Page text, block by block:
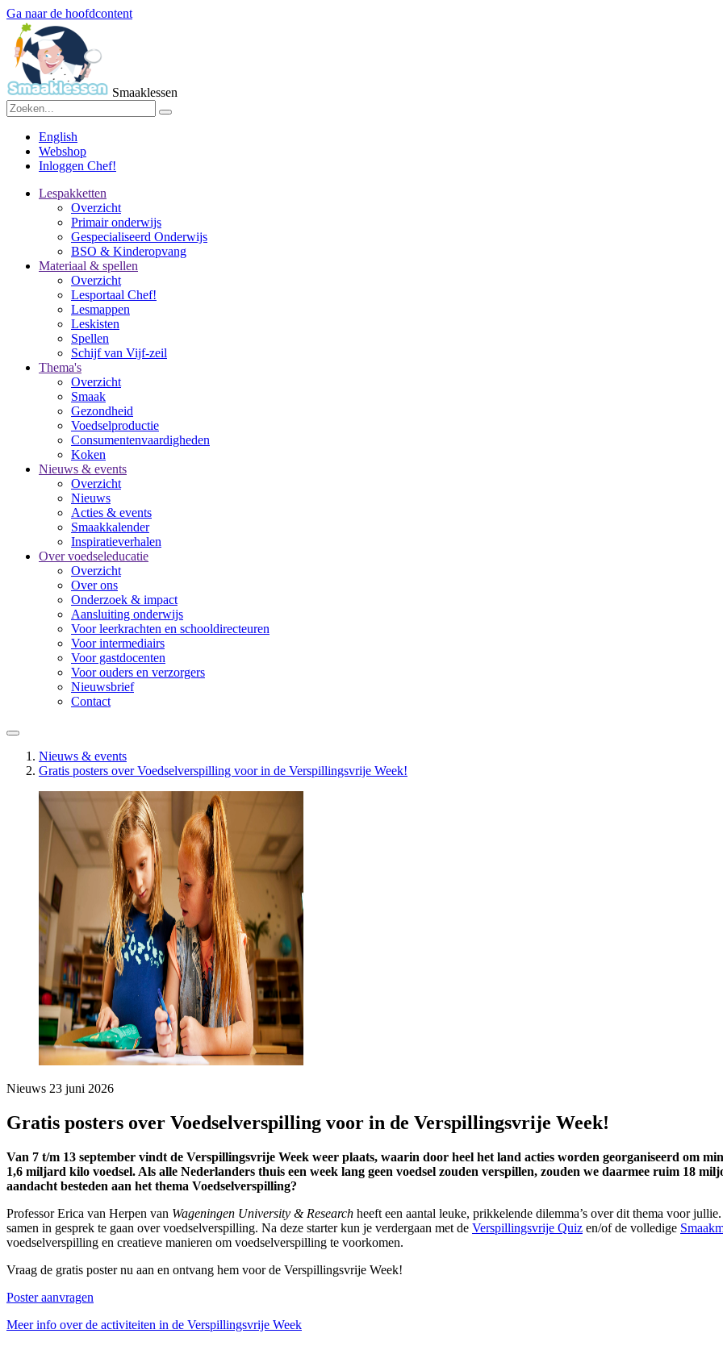
Ga naar de hoofdcontent
Smaaklessen
English
Webshop
Inloggen Chef!
Lespakketten
Overzicht
Primair onderwijs
Gespecialiseerd Onderwijs
BSO & Kinderopvang
Materiaal & spellen
Overzicht
Lesportaal Chef!
Lesmappen
Leskisten
Spellen
Schijf van Vijf-zeil
Thema's
Overzicht
Smaak
Gezondheid
Voedselproductie
Consumentenvaardigheden
Koken
Nieuws & events
Overzicht
Nieuws
Acties & events
Smaakkalender
Inspiratieverhalen
Over voedseleducatie
Overzicht
Over ons
Onderzoek & impact
Aansluiting onderwijs
Voor leerkrachten en schooldirecteuren
Voor intermediairs
Voor gastdocenten
Voor ouders en verzorgers
Nieuwsbrief
Contact
Nieuws & events
Gratis posters over Voedselverspilling voor in de Verspillingsvrije Week!
Nieuws 23 juni 2026
Gratis posters over Voedselverspilling voor in de Verspillingsvrije Week!
Van 7 t/m 13 september vindt de Verspillingsvrije Week weer plaats, waarin door heel het land acties worden georganiseerd om
1,6 miljard kilo voedsel. Als alle Nederlanders thuis een week lang geen voedsel zouden verspillen, zouden we daarmee ruim 18
aandacht besteden aan het thema Voedselverspilling?
Professor Erica van Herpen van Wageningen University & Research heeft een aantal leuke, prikkelende dilemma’s over dit thema voor
samen in gesprek te gaan over voedselverspilling. Na deze starter kun je verdergaan met de Verspillingsvrije Quiz en/of de volledige
voedselverspilling en creatieve manieren om voedselverspilling te voorkomen.
Vraag de gratis poster nu aan en ontvang hem voor de Verspillingsvrije Week!
Poster aanvragen
Meer info over de activiteiten in de Verspillingsvrije Week